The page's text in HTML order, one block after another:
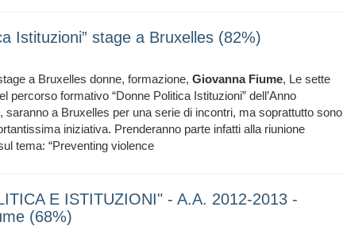
Istituzioni” stage a Bruxelles (82%)
a Bruxelles donne, formazione, Giovanna Fiume, Le sette
percorso formativo “Donne Politica Istituzioni” dell’Anno
a Bruxelles per una serie di incontri, ma soprattutto sono
iniziativa. Prenderanno parte infatti alla riunione
tema: “Preventing violence
E ISTITUZIONI" - A.A. 2012-2013 -
(68%)